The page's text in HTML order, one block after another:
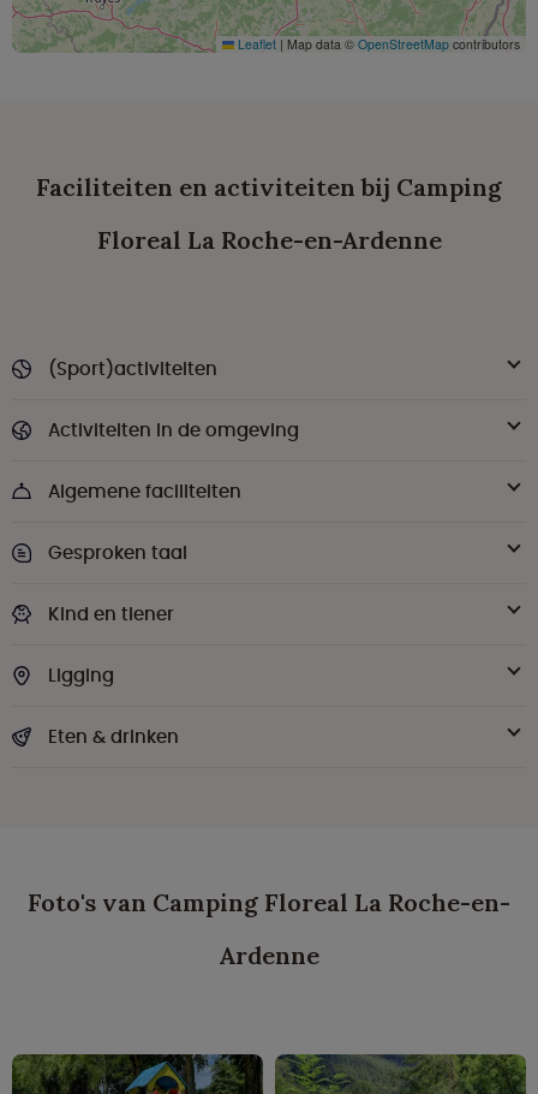
Leaflet | Map data © OpenStreetMap contributors
Faciliteiten en activiteiten bij Camping
Floreal La Roche-en-Ardenne
(Sport)activiteiten
Activiteiten in de omgeving
Algemene faciliteiten
Gesproken taal
Kind en tiener
Ligging
Eten & drinken
Foto's van Camping Floreal La Roche-en-
Ardenne